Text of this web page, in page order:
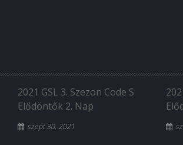
2021 GSL 3. Szezon Code S
Elődöntők 2. Nap
szept 30, 2021